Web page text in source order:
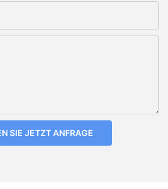
SIE JETZT ANFRAGE